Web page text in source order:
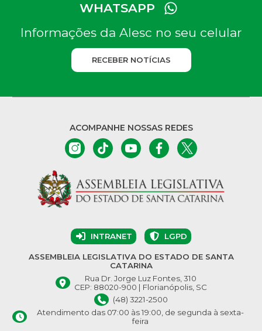
WHATSAPP
Informações da Alesc no seu celular
RECEBER NOTÍCIAS
ACOMPANHE NOSSAS REDES
INTRANET LGPD
ASSEMBLEIA LEGISLATIVA DO ESTADO DE SANTA
CATARINA
Rua Dr. Jorge Luz Fontes, 310
CEP: 88020-900 | Florianópolis, SC
(48) 3221-2500
Atendimento das 07:00 às 19:00, de segunda à sexta-
feira